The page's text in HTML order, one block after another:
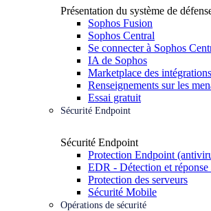
Présentation du système de
Sophos Fusion
Sophos Central
Se connecter à Sophos
IA de Sophos
Marketplace des intégrations
Renseignements sur les
Essai gratuit
Sécurité Endpoint
Sécurité Endpoint
Protection Endpoint
EDR - Détection et
Protection des serveurs
Sécurité Mobile
Opérations de sécurité